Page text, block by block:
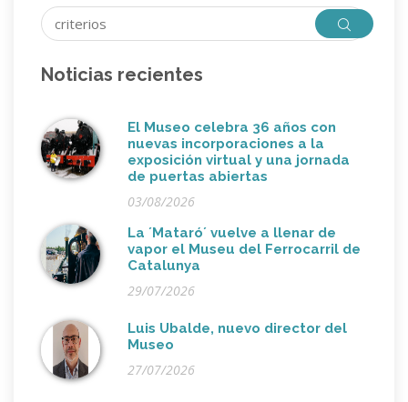
Noticias recientes
El Museo celebra 36 años con
nuevas incorporaciones a la
exposición virtual y una jornada
de puertas abiertas
03/08/2026
La ´Mataró´ vuelve a llenar de
vapor el Museu del Ferrocarril de
Catalunya
29/07/2026
Luis Ubalde, nuevo director del
Museo
27/07/2026